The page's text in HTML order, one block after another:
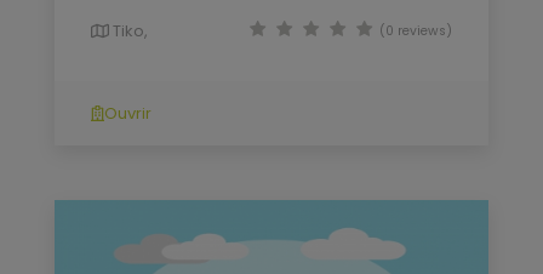
Tiko, (0 reviews)
Ouvrir